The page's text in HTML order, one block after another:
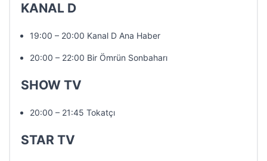
KANAL D
19:00 – 20:00 Kanal D Ana Haber
20:00 – 22:00 Bir Ömrün Sonbaharı
SHOW TV
20:00 – 21:45 Tokatçı
STAR TV